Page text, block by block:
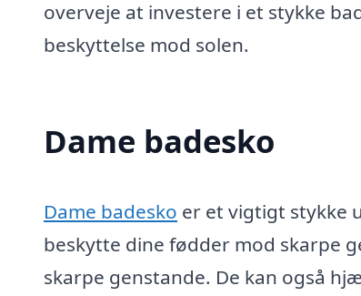
overveje at investere i et stykke
beskyttelse mod solen.
Dame badesko
Dame badesko er et vigtigt stykke
beskytte dine fødder mod skarpe
skarpe genstande. De kan også